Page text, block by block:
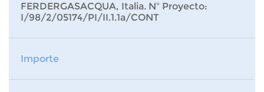
FERDERGASACQUA, Italia. Nº Proyecto:
I/98/2/05174/PI/II.1.1a/CONT
Importe